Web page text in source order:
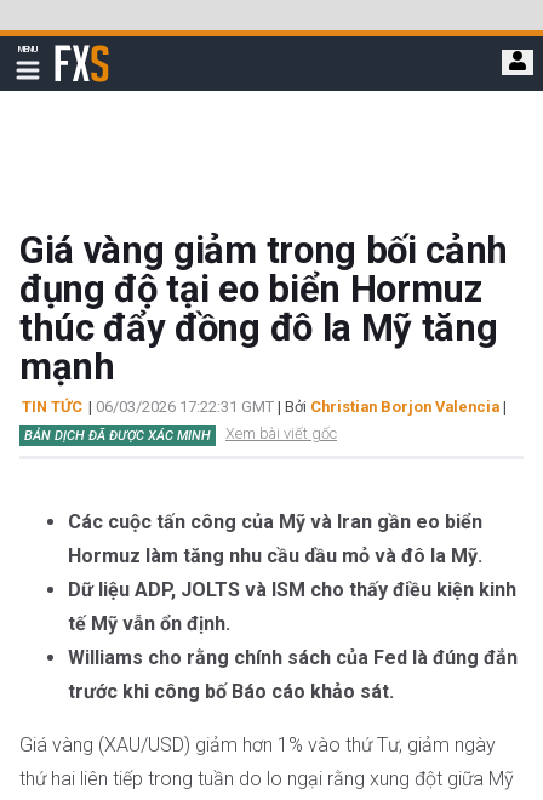
qua
đi
MENU
Hiển
thị
FXStreet
Giá vàng giảm trong bối cảnh
đụng độ tại eo biển Hormuz
thúc đẩy đồng đô la Mỹ tăng
mạnh
TIN TỨC | 06/03/2026 17:22:31 GMT | Bởi Christian Borjon Valencia |
BẢN DỊCH ĐÃ ĐƯỢC XÁC MINH Xem bài viết gốc
Các cuộc tấn công của Mỹ và Iran gần eo biển
Hormuz làm tăng nhu cầu dầu mỏ và đô la Mỹ.
Dữ liệu ADP, JOLTS và ISM cho thấy điều kiện kinh
tế Mỹ vẫn ổn định.
Williams cho rằng chính sách của Fed là đúng đắn
trước khi công bố Báo cáo khảo sát.
Giá vàng (XAU/USD) giảm hơn 1% vào thứ Tư, giảm ngày
thứ hai liên tiếp trong tuần do lo ngại rằng xung đột giữa Mỹ